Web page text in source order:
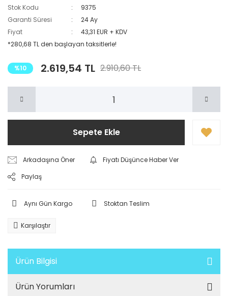
Stok Kodu
9375
Garanti Süresi
24 Ay
Fiyat
43,31 EUR + KDV
*280,68 TL den başlayan taksitlerle!
%10 2.619,54 TL 2.910,60 TL
Sepete Ekle
Arkadaşına Öner
Fiyatı Düşünce Haber Ver
Paylaş
Aynı Gün Kargo Stoktan Teslim
Karşılaştır
Ürün Bilgisi
Ürün Yorumları